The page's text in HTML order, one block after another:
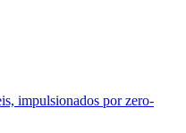
impulsionados por zero-